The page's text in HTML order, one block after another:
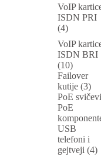
VoIP
ISDN PRI
(4)
VoIP
ISDN BRI
(10)
Failover
kutije (3)
PoE svičevi
PoE
USB
telefoni i
gejtveji (4)